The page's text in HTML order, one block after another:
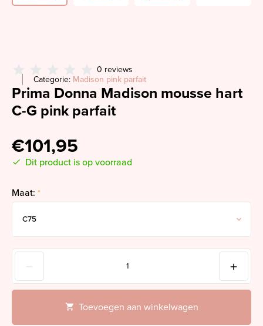
0 reviews
Categorie: Madison pink parfait
Prima Donna Madison mousse hart
C-G pink parfait
€101,95
Dit product is op voorraad
Maat: *
Toevoegen aan winkelwagen